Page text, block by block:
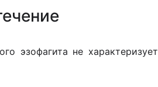
эзофагита не